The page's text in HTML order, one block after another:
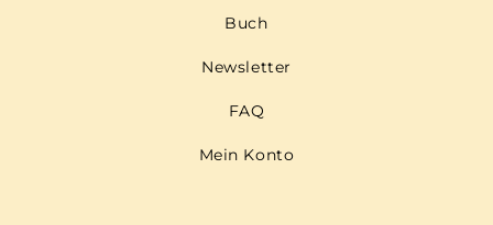
Buch
Newsletter
FAQ
Mein Konto